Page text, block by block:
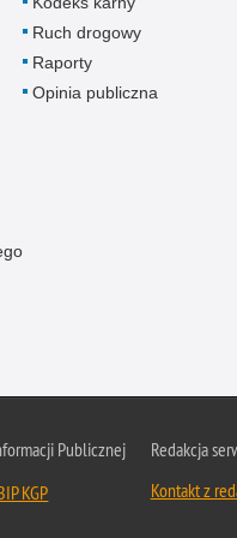
Ruch drogowy
Raporty
Opinia publiczna
Publicznej
KGP
Redakcja
Kontakt z